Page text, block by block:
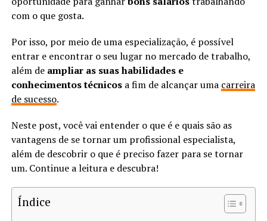
com o que gosta.
Por isso, por meio de uma especialização, é possível
entrar e encontrar o seu lugar no mercado de trabalho,
além de ampliar as suas habilidades e
conhecimentos técnicosa fim de alcançar uma carreira
de sucesso.
Neste post, você vai entender o que é e quais são as
vantagens de se tornar um profissional especialista,
além de descobrir o que é preciso fazer para se tornar
um. Continue a leitura e descubra!
Índice